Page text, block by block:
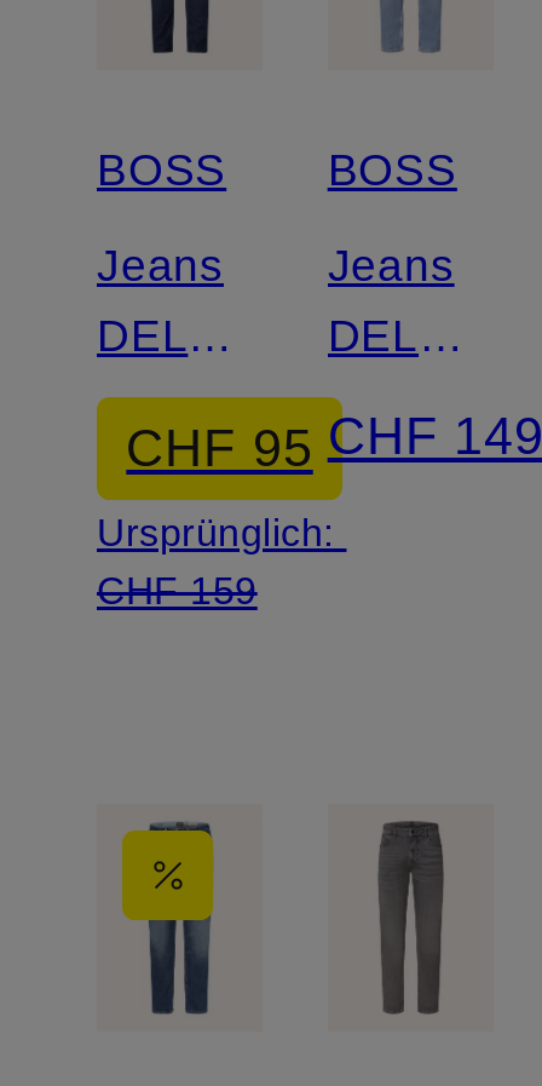
BOSS
Jeans
DELAWARE
BO
Slim Fit
CHF 95
Ursprünglich:
CHF 159
BOSS
Jeans
Slim Fit
CHF